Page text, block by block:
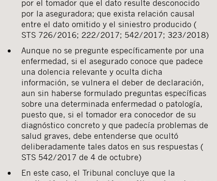
por el tomador que el dato resulte desconocido
por la aseguradora; que exista relación causal
entre el dato omitido y el siniestro producido (
STS 726/2016; 222/2017; 542/2017; 323/2018)
Aunque no se pregunte específicamente por una
enfermedad, si el asegurado conoce que padece
una dolencia relevante y oculta dicha
información, se vulnera el deber de declaración,
aun sin haberse formulado preguntas específicas
sobre una determinada enfermedad o patología,
puesto que, si el tomador era conocedor de su
diagnóstico concreto y que padecía problemas de
salud graves, debe entenderse que ocultó
deliberadamente tales datos en sus respuestas (
STS 542/2017 de 4 de octubre)
En este caso, el Tribunal concluye que la